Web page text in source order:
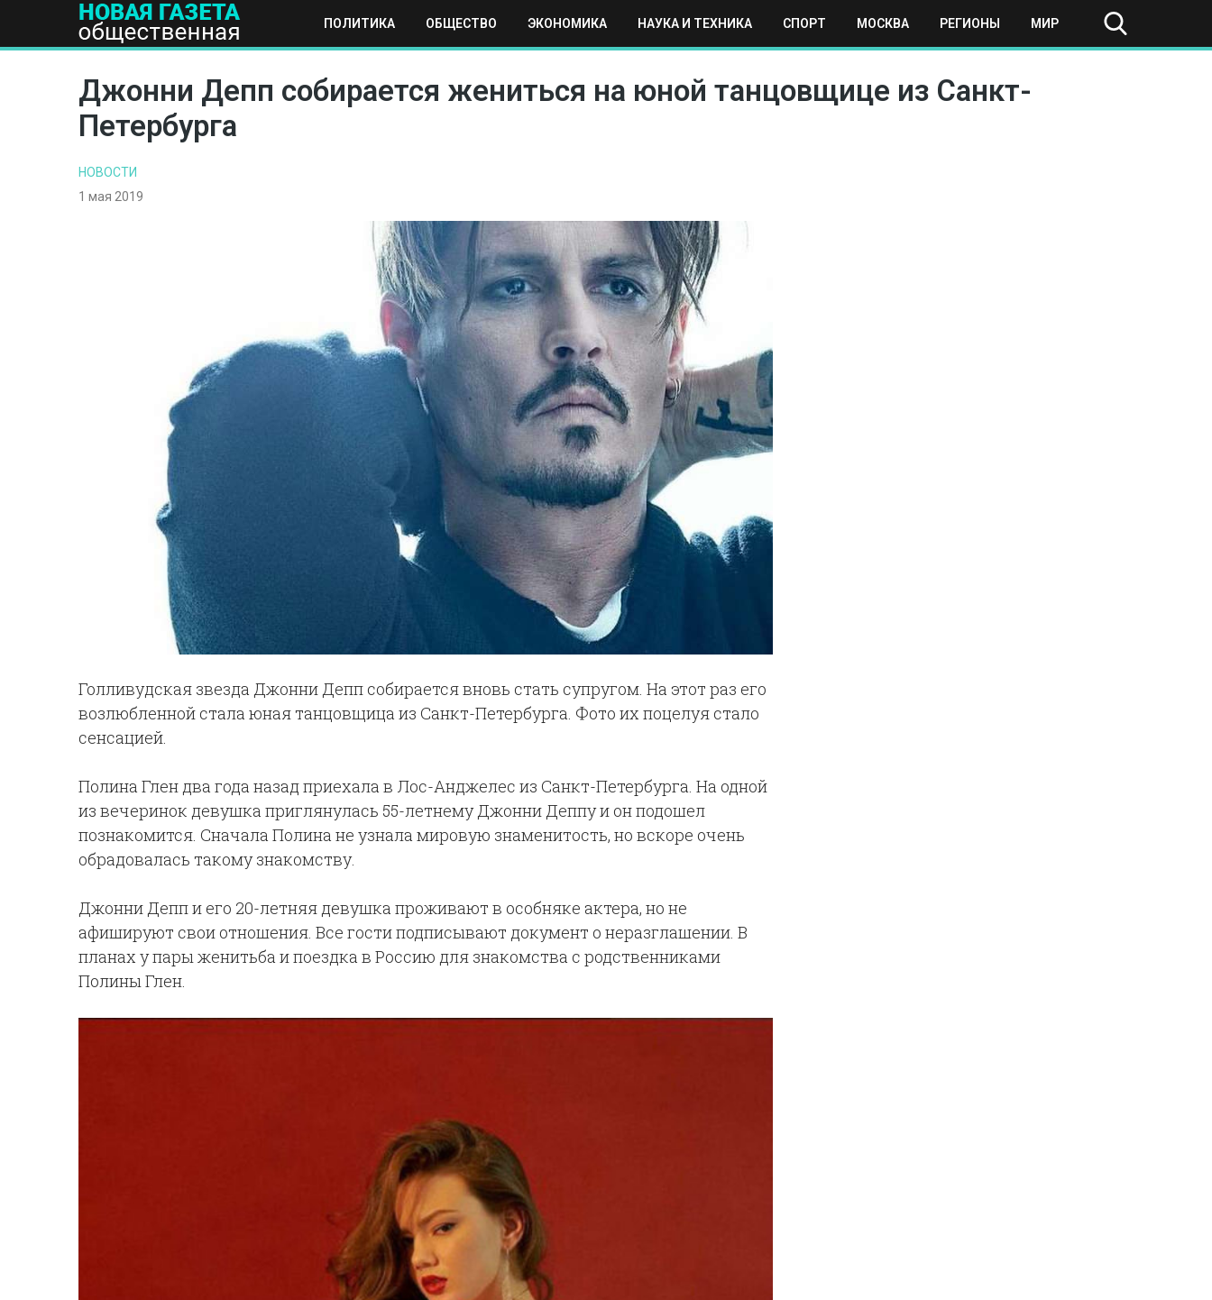
ПОЛИТИКА ОБЩЕСТВО ЭКОНОМИКА НАУКА И ТЕХНИКА СПОРТ МОСКВА РЕГИОНЫ МИР
ПОЛИТИКА ОБЩЕСТВО ЭКОНОМИКА НАУКА И ТЕХНИКА СПОРТ МОСКВА РЕГИОНЫ МИР
Джонни Депп собирается жениться на юной танцовщице из Санкт-
Петербурга
НОВОСТИ
1 мая 2019
Голливудская звезда Джонни Депп собирается вновь стать супругом. На этот раз его
возлюбленной стала юная танцовщица из Санкт-Петербурга. Фото их поцелуя стало
сенсацией.
Полина Глен два года назад приехала в Лос-Анджелес из Санкт-Петербурга. На одной
из вечеринок девушка приглянулась 55-летнему Джонни Деппу и он подошел
познакомится. Сначала Полина не узнала мировую знаменитость, но вскоре очень
обрадовалась такому знакомству.
Джонни Депп и его 20-летняя девушка проживают в особняке актера, но не
афишируют свои отношения. Все гости подписывают документ о неразглашении. В
планах у пары женитьба и поездка в Россию для знакомства с родственниками
Полины Глен.